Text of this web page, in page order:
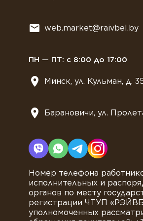
web.market@raivbel.by
ПН — ПТ: с 8:00 до 17:00
Минск, ул. Кульман, д.
Барановичи, ул.
Номер телефона
исполнительных и
органов по месту
регистрации ЧТУП
уполномоченных